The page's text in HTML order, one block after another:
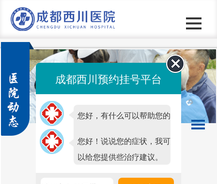
成都好的狐臭医院
成都西川预约挂号平台
您好，有什么可以帮助您的
吗？
您好！说说您的症状，我可
以给您提供些治疗建议。